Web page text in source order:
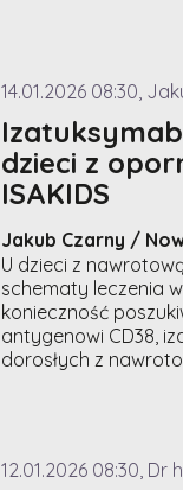
14.01.2026 08:30,
dzieci z
ISAKIDS
Jakub Czarny /
U dzieci z
schematy leczenia
konieczność
antygenowi CD38,
dorosłych z
12.01.2026 08:30, Dr